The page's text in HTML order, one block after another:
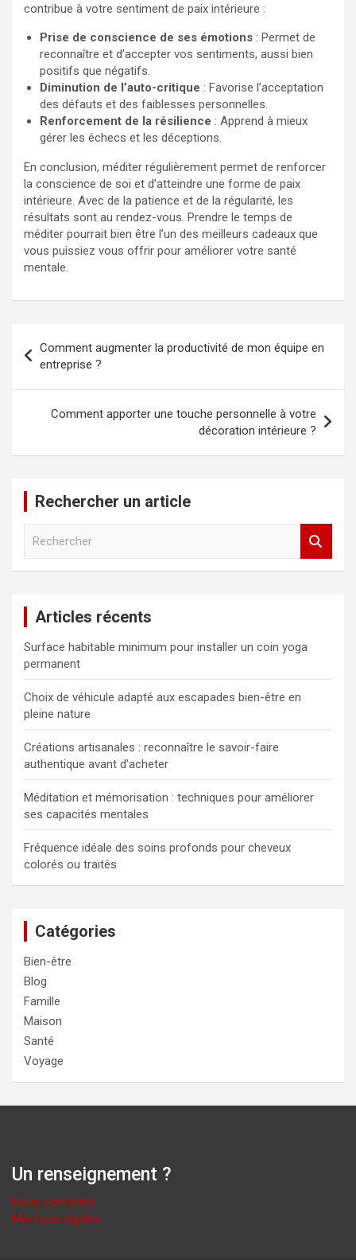
contribue à votre sentiment de paix intérieure :
Prise de conscience de ses émotions : Permet de
reconnaître et d’accepter vos sentiments, aussi bien
positifs que négatifs.
Diminution de l’auto-critique : Favorise l’acceptation
des défauts et des faiblesses personnelles.
Renforcement de la résilience : Apprend à mieux
gérer les échecs et les déceptions.
En conclusion, méditer régulièrement permet de renforcer
la conscience de soi et d’atteindre une forme de paix
intérieure. Avec de la patience et de la régularité, les
résultats sont au rendez-vous. Prendre le temps de
méditer pourrait bien être l’un des meilleurs cadeaux que
vous puissiez vous offrir pour améliorer votre santé
mentale.
de
l’article
Comment augmenter la productivité de mon équipe en
entreprise ?
Comment apporter une touche personnelle à votre
décoration intérieure ?
Rechercher un article
c
h
e
r
Articles récents
Surface habitable minimum pour installer un coin yoga
permanent
Choix de véhicule adapté aux escapades bien-être en
pleine nature
Créations artisanales : reconnaître le savoir-faire
authentique avant d’acheter
Méditation et mémorisation : techniques pour améliorer
ses capacités mentales
Fréquence idéale des soins profonds pour cheveux
colorés ou traités
Catégories
Bien-être
Blog
Famille
Maison
Santé
Voyage
Un renseignement ?
Nous contacter
Mentions légales